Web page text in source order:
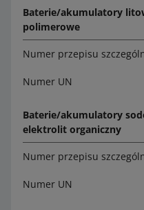
Baterie/akumulatory
polimerowe
Numer przepisu
Numer UN
Baterie/akumulatory
elektrolit organiczny
Numer przepisu
Numer UN